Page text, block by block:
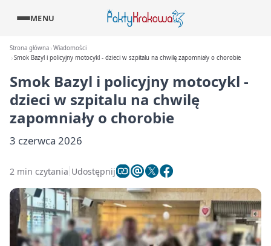
MENU
Strona główna Wiadomości
Smok Bazyl i policyjny motocykl - dzieci w szpitalu na chwilę zapomniały o chorobie
Smok Bazyl i policyjny motocykl -
dzieci w szpitalu na chwilę
zapomniały o chorobie
3 czerwca 2026
2 min czytania Udostępnij